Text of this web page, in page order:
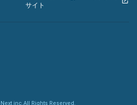
サイト
inc.All Rights Reserved.